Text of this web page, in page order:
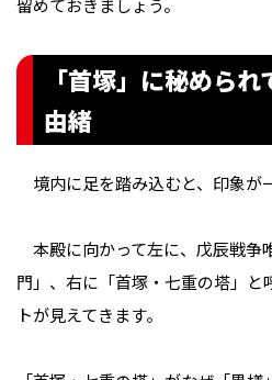
留めておきましょう。
「首塚」に秘めら
由緒
境内に足を踏み込むと、印象が
本殿に向かって左に、戊辰戦争
門」、右に「首塚・七重の塔」と
トが見えてきます。